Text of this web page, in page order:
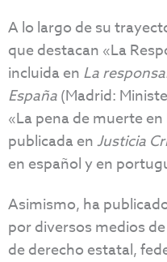
A lo largo de su
que destacan «La
incluida en La
España(Madrid:
«La pena de muerte
publicada enJusticia
en español y en
Asimismo, ha
por diversos medios
de derecho estatal,